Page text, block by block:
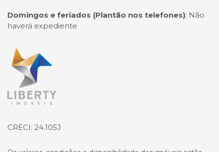
Domingos e feriados (Plantão nos telefones): Não
haverá expediente
Página inicial
CRECI: 24.105J